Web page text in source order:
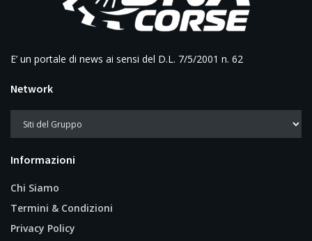
E’ un portale di news ai sensi del D.L. 7/5/2001 n. 62
Network
Informazioni
Chi Siamo
Termini & Condizioni
Privacy Policy